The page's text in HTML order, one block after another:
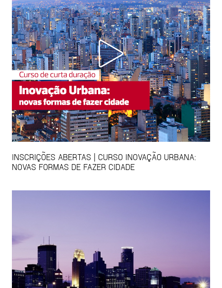
INSCRIÇÕES ABERTAS | CURSO INOVAÇÃO URBANA:
NOVAS FORMAS DE FAZER CIDADE